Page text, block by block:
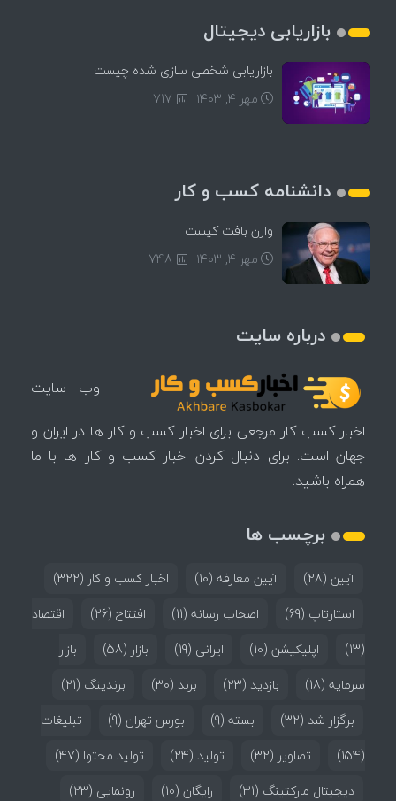
بازاریابی دیجیتال
بازاریابی شخصی سازی شده چیست
مهر ۴, ۱۴۰۳
717
دانشنامه کسب و کار
وارن بافت کیست
مهر ۴, ۱۴۰۳
748
درباره سایت
وب سایت
اخبار کسب کار مرجعی برای اخبار کسب و کار ها در ایران و
جهان است. برای دنبال کردن اخبار کسب و کار ها با ما
همراه باشید.
برچسب ها
آیین (28) آیین معارفه (10) اخبار کسب و کار (322)
استارتاپ (69) اصحاب رسانه (11) افتتاح (26)
اقتصاد
(13)
اپلیکیشن (10) ایرانی (19) بازار (58)
بازار
سرمایه (18) بازدید (23) برند (30) برندینگ (21)
برگزار شد (32) بسته (9) بورس تهران (9)
تبلیغات
(154)
تصاویر (32) تولید (24) تولید محتوا (47)
دیجیتال مارکتینگ (31) رایگان (10) رونمایی (23)